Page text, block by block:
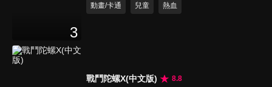
3
動畫/卡通
兒童 熱血
戰鬥陀螺X(中文版)
8.8